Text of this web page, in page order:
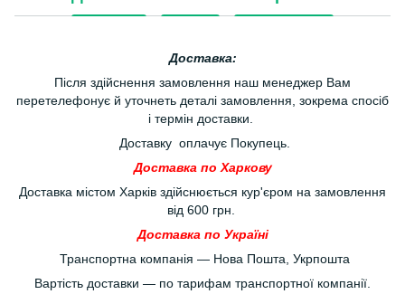
Доставка:
Після здійснення замовлення наш менеджер Вам
перетелефонує й уточнеть деталі замовлення, зокрема спосіб
і термін доставки.
Доставку оплачує Покупець.
Доставка по Харкову
Доставка містом Харків здійснюється кур'єром на замовлення
від 600 грн.
Доставка по Україні
Транспортна компанія — Нова Пошта, Укрпошта
Вартість доставки — по тарифам транспортної компанії.